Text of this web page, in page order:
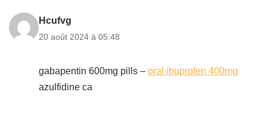
Hcufvg
20 août 2024 à 05:48
gabapentin 600mg pills – oral ibuprofen 400mg
azulfidine ca